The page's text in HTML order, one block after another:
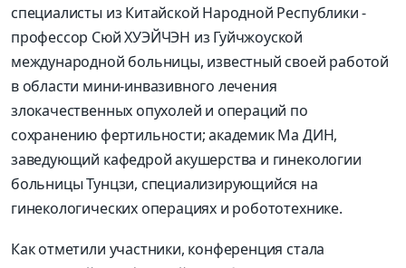
специалисты из Китайской Народной Респуб­лики -
профессор Сюй ХУЭЙЧЭН из Гуйчжоуской
международной больницы, известный своей работой
в области мини-инвазивного лечения
злокачественных опухолей и операций по
сохранению фертильности; академик Ма ДИН,
заведующий кафедрой акушерства и гинекологии
больницы Тунцзи, специализирующийся на
гинекологических операциях и робототехнике.
Как отметили участники, конференция стала